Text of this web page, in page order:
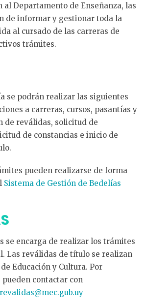
al Departamento de Enseñanza, las
de informar y gestionar toda la
al cursado de las carreras de
trámites.
se podrán realizar las siguientes
a carreras, cursos, pasantías y
de reválidas, solicitud de
de constancias e inicio de
pueden realizarse de forma
Sistema de Gestión de Bedelías
se encarga de realizar los trámites
Las reválidas de título se realizan
Educación y Cultura. Por
contactar con